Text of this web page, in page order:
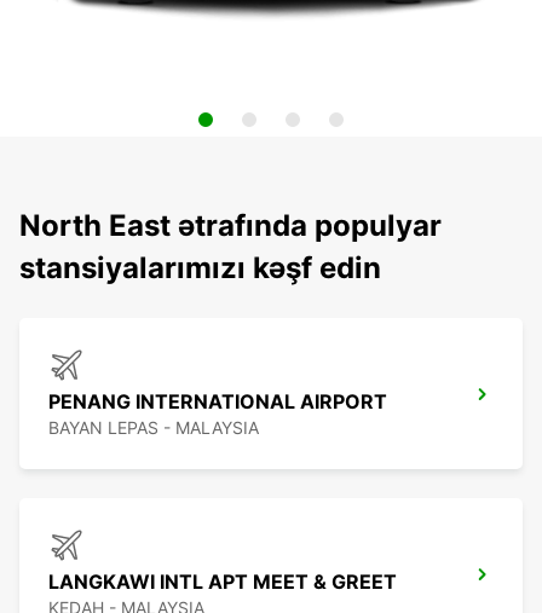
North East ətrafında populyar
stansiyalarımızı kəşf edin
PENANG INTERNATIONAL AIRPORT
BAYAN LEPAS - MALAYSIA
LANGKAWI INTL APT MEET & GREET
KEDAH - MALAYSIA